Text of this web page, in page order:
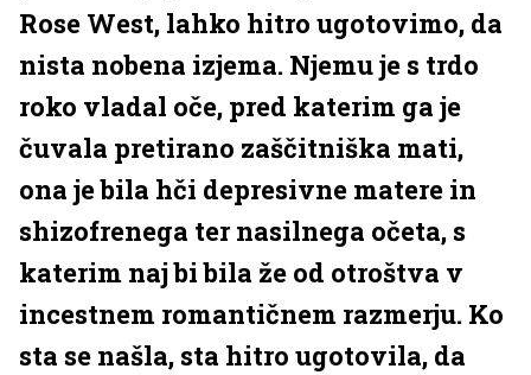
Rose West, lahko hitro ugotovimo, da
nista nobena izjema. Njemu je s trdo
roko vladal oče, pred katerim ga je
čuvala pretirano zaščitniška mati,
ona je bila hči depresivne matere in
shizofrenega ter nasilnega očeta, s
katerim naj bi bila že od otroštva v
incestnem romantičnem razmerju. Ko
sta se našla, sta hitro ugotovila, da